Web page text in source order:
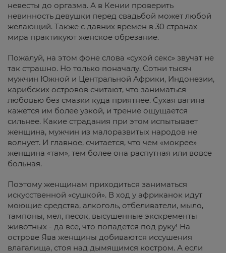
невесты до оргазма. А в Кении проверить
невинность девушки перед свадьбой может любой
желающий. Также с давних времен в 30 странах
мира практикуют женское обрезание.
Пожалуй, на этом фоне слова «сухой секс» звучат не
так страшно. Но только поначалу. Сотни тысяч
мужчин Южной и Центральной Африки, Индонезии,
карибских островов считают, что заниматься
любовью без смазки куда приятнее. Сухая вагина
кажется им более узкой, и трение ощущается
сильнее. Какие страдания при этом испытывает
женщина, мужчин из малоразвитых народов не
волнует. И главное, считается, что чем «мокрее»
женщина «там», тем более она распутная или вовсе
больная.
Поэтому женщинам приходиться заниматься
искусственной «сушкой». В ход у африканок идут
моющие средства, алкоголь, отбеливатели, мыло,
тампоны, мел, песок, высушенные экскременты
животных - да все, что попадется под руку! На
острове Ява женщины добиваются иссушения
влагалища, стоя над дымящимся костром. А если